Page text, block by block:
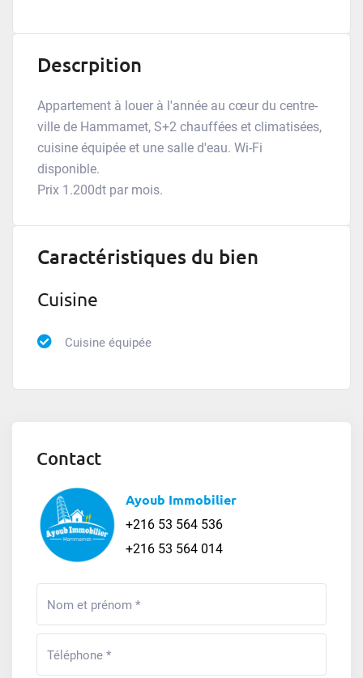
Descrpition
Appartement à louer à l'année au cœur du centre-
ville de Hammamet, S+2 chauffées et climatisées,
cuisine équipée et une salle d'eau. Wi-Fi
disponible.
Prix 1.200dt par mois.
Caractéristiques du bien
Cuisine
Cuisine équipée
Contact
Ayoub Immobilier
+216 53 564 536
+216 53 564 014